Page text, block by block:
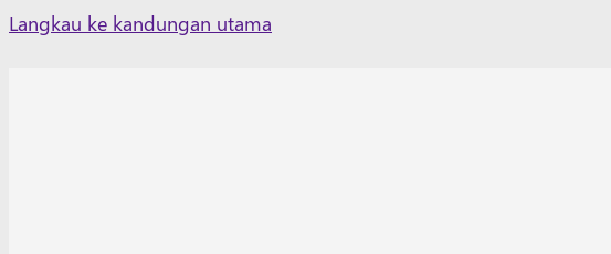
Skip
Langkau ke kandungan utama